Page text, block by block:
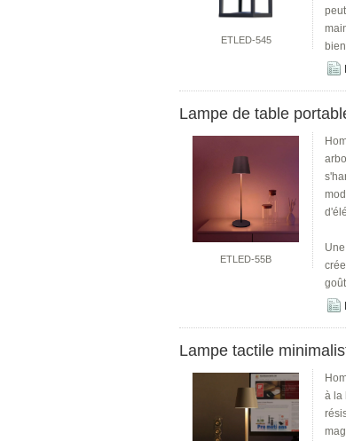
ETLED-545
Lampe de table
ETLED-55B
Lampe tactile
à la